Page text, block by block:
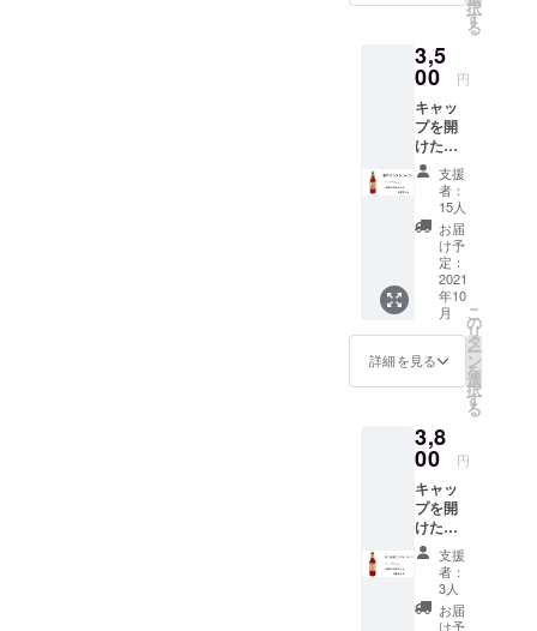
せず
メール
送りさ
せてい
ただき
ます。
お届
け先に
はクラ
ウド
ファン
ディン
グのリ
ターン
わから
ないよ
届けい
たしま
す。
直接配
送の贈
り物の
場合差
出人様
のお名
前を備
り次第
ホワイ
トラベ
ル（横
太ボト
ル）に
切り替
わりま
す。
内容量
に変わ
りはご
ざいま
せん。
【ご
注意】
直接
合、お
礼のお
同封せ
ず
メール
にてお
送りさ
せてい
ただき
ブック
お礼の
お手紙
付き
コーク
ハイ
ボール
に合う
お味に
スパイ
スを配
合しま
した。
やみつ
きにな
る美味
しさで
す！！
アル
コール
は入っ
ており
ません
ので 普
通の炭
酸割で
もお召
し上が
択
す
る
3,5
00 円
キャッ
プを開
けた
ら"プ
シュッ"
とすぐ
飲める
★「横
浜クラ
フト
コー
ラ」炭
酸入り
瓶ボト
ル【５
本】
のお手
紙付き
炭酸水
で割る
必要は
ござい
ませ
ん。 冷
蔵庫で
冷やし
てお楽
支援
者：
15人
お届
け予
定：
2021
年10
月
詳細を見る
こ
の
リ
タ
ー
ン
を
選
択
す
る
3,8
00 円
キャッ
プを開
けた
ら"プ
シュッ"
とすぐ
飲め
る、
支援
者：
3人
お届
け予